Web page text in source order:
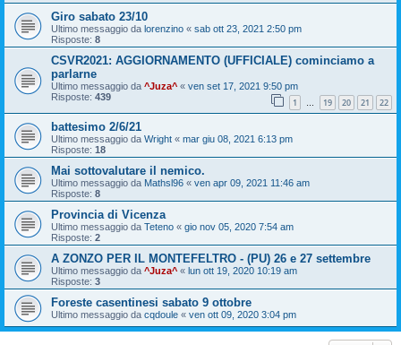
Giro sabato 23/10
Ultimo messaggio da lorenzino « sab ott 23, 2021 2:50 pm
Risposte: 8
CSVR2021: AGGIORNAMENTO (UFFICIALE) cominciamo a
parlarne
Ultimo messaggio da ^Juza^ « ven set 17, 2021 9:50 pm
Risposte: 439 1 … 19 20 21 22
battesimo 2/6/21
Ultimo messaggio da Wright « mar giu 08, 2021 6:13 pm
Risposte: 18
Mai sottovalutare il nemico.
Ultimo messaggio da Mathsl96 « ven apr 09, 2021 11:46 am
Risposte: 8
Provincia di Vicenza
Ultimo messaggio da Teteno « gio nov 05, 2020 7:54 am
Risposte: 2
A ZONZO PER IL MONTEFELTRO - (PU) 26 e 27 settembre
Ultimo messaggio da ^Juza^ « lun ott 19, 2020 10:19 am
Risposte: 3
Foreste casentinesi sabato 9 ottobre
Ultimo messaggio da cqdoule « ven ott 09, 2020 3:04 pm